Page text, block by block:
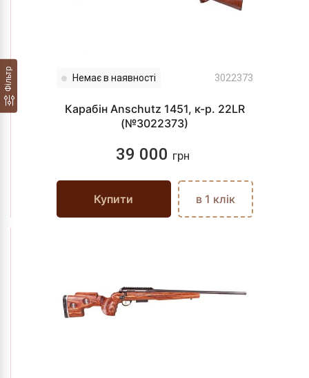
Фільтр Немає в наявності 3022373
Карабін Anschutz 1451, к-р. 22LR
(№3022373)
39 000 грн
Купити в 1 клік